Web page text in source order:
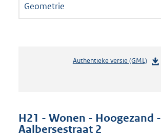
Geometrie
Authentieke versie (GML)b
n
H21 - Wonen - Hoogezand -
Aalbersestraat 2